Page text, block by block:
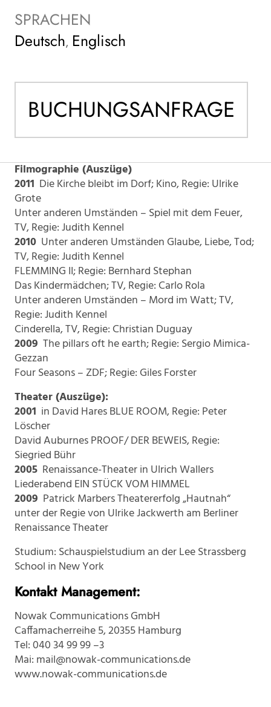
SPRACHEN
Deutsch, Englisch
BUCHUNGSANFRAGE
Filmographie (Auszüge)
2011 Die Kirche bleibt im Dorf; Kino, Regie: Ulrike
Grote
Unter anderen Umständen – Spiel mit dem Feuer,
TV, Regie: Judith Kennel
2010 Unter anderen Umständen Glaube, Liebe, Tod;
TV, Regie: Judith Kennel
FLEMMING II; Regie: Bernhard Stephan
Das Kindermädchen; TV, Regie: Carlo Rola
Unter anderen Umständen – Mord im Watt; TV,
Regie: Judith Kennel
Cinderella, TV, Regie: Christian Duguay
2009 The pillars oft he earth; Regie: Sergio Mimica-
Gezzan
Four Seasons – ZDF; Regie: Giles Forster
Theater (Auszüge):
2001 in David Hares BLUE ROOM, Regie: Peter
Löscher
David Auburnes PROOF/ DER BEWEIS, Regie:
Siegried Bühr
2005 Renaissance-Theater in Ulrich Wallers
Liederabend EIN STÜCK VOM HIMMEL
2009 Patrick Marbers Theatererfolg „Hautnah“
unter der Regie von Ulrike Jackwerth am Berliner
Renaissance Theater
Studium: Schauspielstudium an der Lee Strassberg
School in New York
Kontakt Management:
Nowak Communications GmbH
Caffamacherreihe 5, 20355 Hamburg
Tel: 040 34 99 99 –3
Mai: mail@nowak-communications.de
www.nowak-communications.de